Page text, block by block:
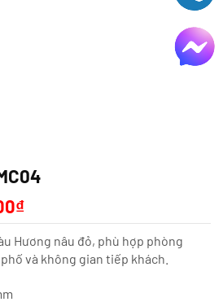
₫Giá
hiện
tại
là:
220.000₫.
Hương nâu đỏ, phù hợp phòng
và không gian tiếp khách.